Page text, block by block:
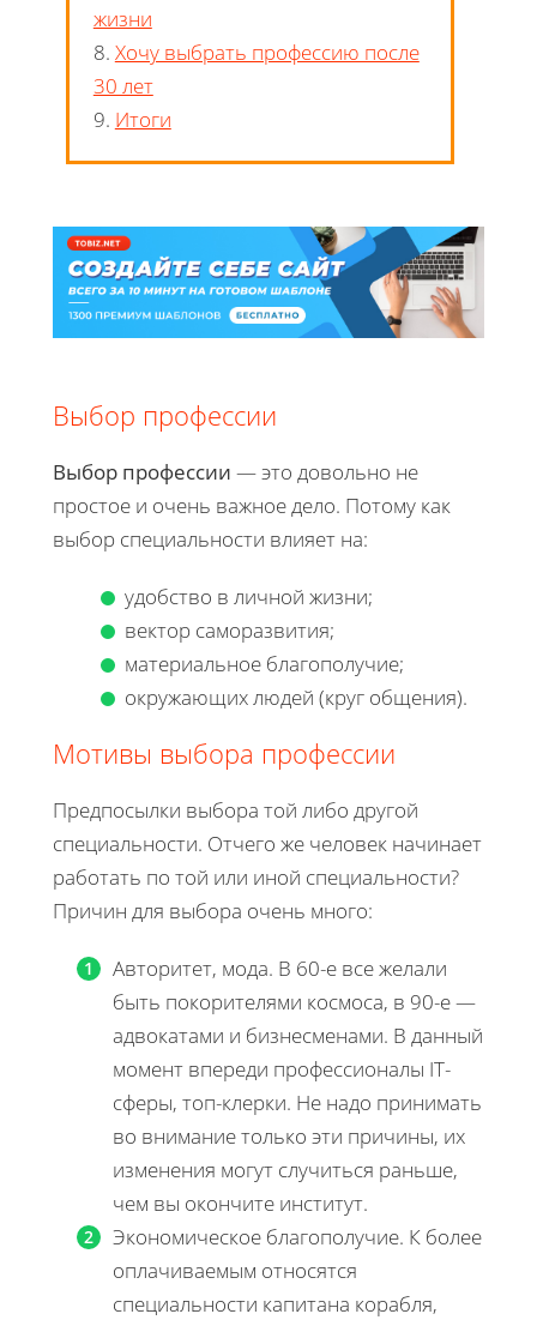
жизни
8. Хочу выбрать профессию после
30 лет
9. Итоги
Выбор профессии
Выбор профессии — это довольно не
простое и очень важное дело. Потому как
выбор специальности влияет на:
удобство в личной жизни;
вектор саморазвития;
материальное благополучие;
окружающих людей (круг общения).
Мотивы выбора профессии
Предпосылки выбора той либо другой
специальности. Отчего же человек начинает
работать по той или иной специальности?
Причин для выбора очень много:
Авторитет, мода. В 60-е все желали
быть покорителями космоса, в 90-е —
адвокатами и бизнесменами. В данный
момент впереди профессионалы IT-
сферы, топ-клерки. Не надо принимать
во внимание только эти причины, их
изменения могут случиться раньше,
чем вы окончите институт.
Экономическое благополучие. К более
оплачиваемым относятся
специальности капитана корабля,